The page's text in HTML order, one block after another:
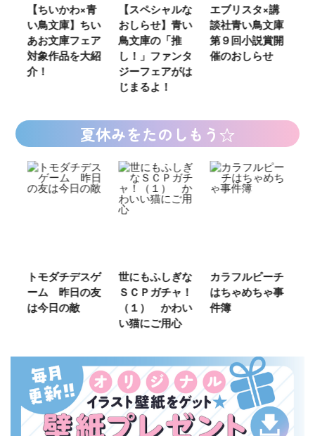
【ちいかわ×青
い鳥文庫】ちい
あお文庫フェア
対象作品を大紹
介！
【スペシャルな
おしらせ】青い
鳥文庫の「推
し！」ファンタ
ジーフェアがは
じまるよ！
エブリスタ×講
談社青い鳥文庫
第９回小説賞開
催のおしらせ
夏休みをたのしもう☆
トモダチデスゲ
ーム 昨日の友
は今日の敵
世にもふしぎな
ＳＣＰガチャ！
（１） かわい
い猫にご用心
カラフルピーチ
はちゃめちゃ事
件簿